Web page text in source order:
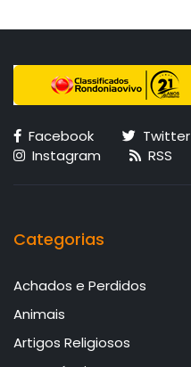
Facebook Twitter
Instagram
RSS
Categorias
Achados e Perdidos
Animais
Artigos Religiosos